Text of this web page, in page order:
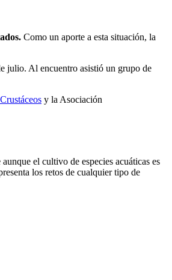
Como un aporte a esta situación, la
julio. Al encuentro asistió un grupo de
y la Asociación
el cultivo de especies acuáticas es
los retos de cualquier tipo de